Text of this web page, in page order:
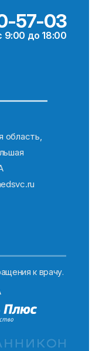
57-03
9:00 до 18:00
область,
к врачу.